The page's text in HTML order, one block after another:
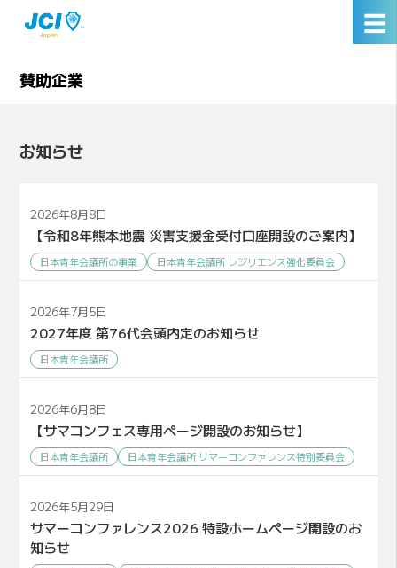
☰
賛助企業
お知らせ
2026年8月8日
【令和8年熊本地震 災害支援金受付口座開設のご案内】
日本青年会議所の事業 日本青年会議所 レジリエンス強化委員会
2026年7月5日
2027年度 第76代会頭内定のお知らせ
日本青年会議所
2026年6月8日
【サマコンフェス専用ページ開設のお知らせ】
日本青年会議所 日本青年会議所 サマーコンファレンス特別委員会
2026年5月29日
サマーコンファレンス2026 特設ホームページ開設のお
知らせ